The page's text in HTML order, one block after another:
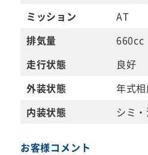
ミッション
AT
排気量
660cc
走行状態
良好
外装状態
年式相
内装状態
シミ
お客様コメント